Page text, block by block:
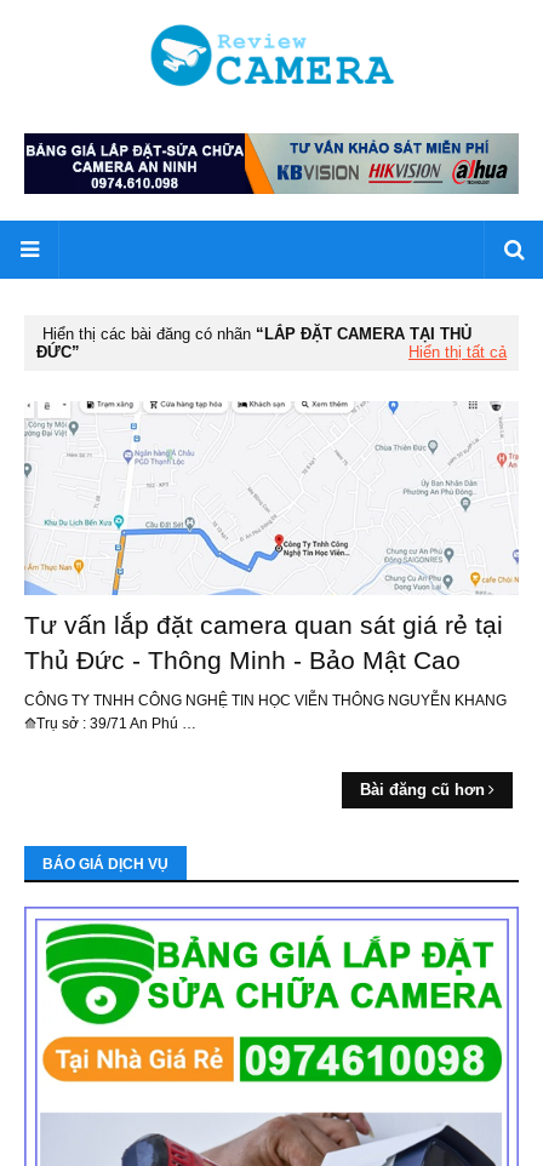
Hiển thị các bài đăng có nhãn
LẮP ĐẶT CAMERA TẠI THỦ
ĐỨC
Hiển thị tất cả
Tư vấn lắp đặt camera quan sát giá rẻ tại
Thủ Đức - Thông Minh - Bảo Mật Cao
CÔNG TY TNHH CÔNG NGHỆ TIN HỌC VIỄN THÔNG NGUYỄN KHANG
⟰Trụ sở : 39/71 An Phú …
Bài đăng cũ hơn
BÁO GIÁ DỊCH VỤ